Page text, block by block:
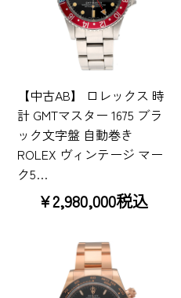
【中古AB】 ロレックス 時
計 GMTマスター 1675 ブラ
ック文字盤 自動巻き
ROLEX ヴィンテージ マー
ク5…
¥2,980,000税込